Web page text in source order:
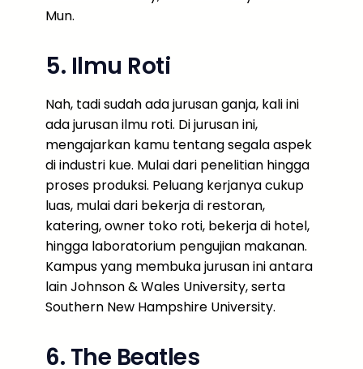
Mun.
5. Ilmu Roti
Nah, tadi sudah ada jurusan ganja, kali ini
ada jurusan ilmu roti. Di jurusan ini,
mengajarkan kamu tentang segala aspek
di industri kue. Mulai dari penelitian hingga
proses produksi. Peluang kerjanya cukup
luas, mulai dari bekerja di restoran,
katering, owner toko roti, bekerja di hotel,
hingga laboratorium pengujian makanan.
Kampus yang membuka jurusan ini antara
lain Johnson & Wales University, serta
Southern New Hampshire University.
6. The Beatles